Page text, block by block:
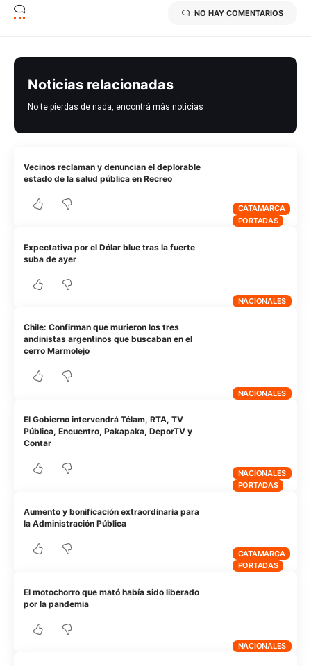
NO HAY COMENTARIOS
Noticias relacionadas
No te pierdas de nada, encontrá más noticias
CATAMARCA
PORTADAS
Vecinos reclaman y denuncian el deplorable
estado de la salud pública en Recreo
NACIONALES
Expectativa por el Dólar blue tras la fuerte
suba de ayer
NACIONALES
Chile: Confirman que murieron los tres
andinistas argentinos que buscaban en el
cerro Marmolejo
NACIONALES
PORTADAS
El Gobierno intervendrá Télam, RTA, TV
Pública, Encuentro, Pakapaka, DeporTV y
Contar
CATAMARCA
PORTADAS
Aumento y bonificación extraordinaria para
la Administración Pública
NACIONALES
El motochorro que mató había sido liberado
por la pandemia